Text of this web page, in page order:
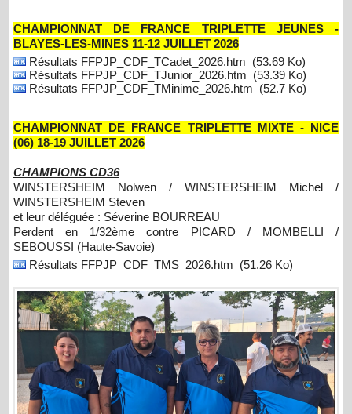
CHAMPIONNAT DE FRANCE TRIPLETTE JEUNES -
BLAYES-LES-MINES 11-12 JUILLET 2026
Résultats FFPJP_CDF_TCadet_2026.htm (53.69 Ko)
Résultats FFPJP_CDF_TJunior_2026.htm (53.39 Ko)
Résultats FFPJP_CDF_TMinime_2026.htm (52.7 Ko)
CHAMPIONNAT DE FRANCE TRIPLETTE MIXTE - NICE
(06) 18-19 JUILLET 2026
CHAMPIONS CD36
WINSTERSHEIM Nolwen / WINSTERSHEIM Michel /
WINSTERSHEIM Steven
et leur déléguée : Séverine BOURREAU
Perdent en 1/32ème contre PICARD / MOMBELLI /
SEBOUSSI (Haute-Savoie)
Résultats FFPJP_CDF_TMS_2026.htm (51.26 Ko)